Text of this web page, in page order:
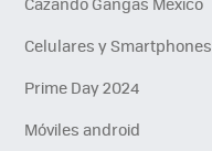
Celulares y Smartphones
Prime Day 2024
Móviles android